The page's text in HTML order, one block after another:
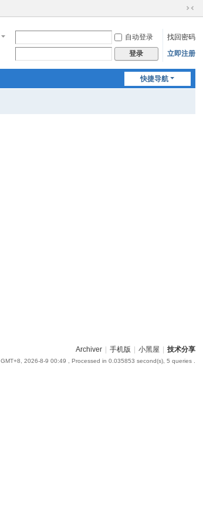
切
到
窄
自动登录
找回密码
登录 立即注册
快捷导航
Archiver 手机版 小黑屋 技术分享
GMT+8, 2026-8-9 00:49 , Processed in 0.035853 second(s), 5 queries .